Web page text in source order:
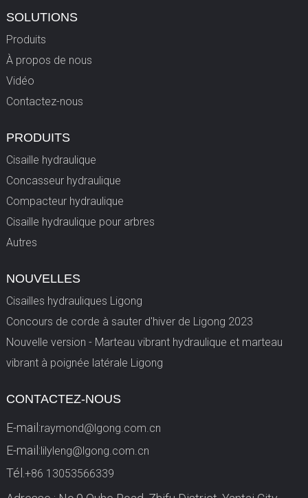
SOLUTIONS
Produits
À propos de nous
Vidéo
Contactez-nous
PRODUITS
Cisaille hydraulique
Concasseur hydraulique
Compacteur hydraulique
Cisaille hydraulique pour arbres
Autres
NOUVELLES
Cisailles hydrauliques Ligong
Concours de corde à sauter d'hiver de Ligong 2023
Nouvelle version - Marteau vibrant hydraulique et marteau
vibrant à poignée latérale Ligong
CONTACTEZ-NOUS
E-mail:raymond@lgong.com.cn
E-mail:lilyleng@lgong.com.cn
Tél. +86 13053566339